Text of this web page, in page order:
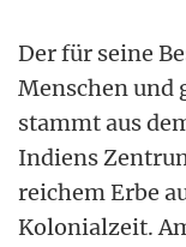
Der für seine
Menschen und
stammt aus
Indiens
reichem Erbe
Kolonialzeit.